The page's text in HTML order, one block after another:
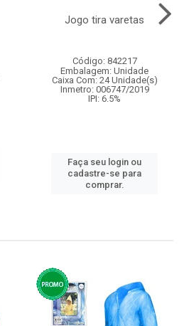
Jogo tira varetas
Código: 842217
Embalagem: Unidade
Caixa Com: 24 Unidade(s)
Inmetro: 006747/2019
IPI: 6.5%
Faça seu login ou
cadastre-se para
comprar.